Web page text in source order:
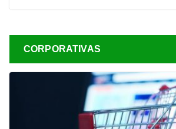
CORPORATIVAS